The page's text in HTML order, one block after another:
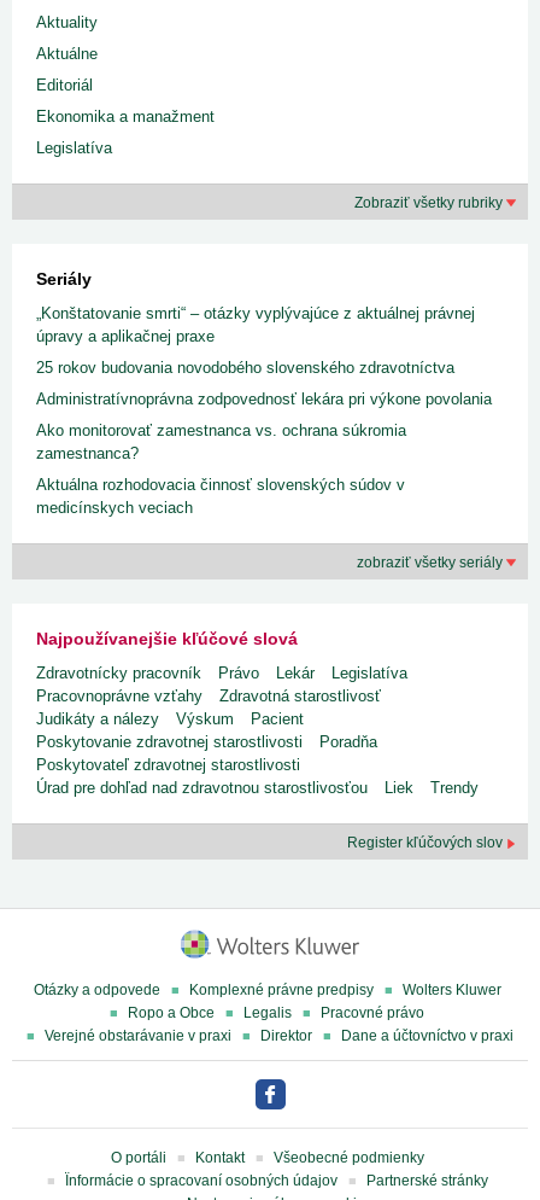
Aktuality
Aktuálne
Editoriál
Ekonomika a manažment
Legislatíva
Zobraziť všetky rubriky
Seriály
„Konštatovanie smrti“ – otázky vyplývajúce z aktuálnej právnej
úpravy a aplikačnej praxe
25 rokov budovania novodobého slovenského zdravotníctva
Administratívnoprávna zodpovednosť lekára pri výkone povolania
Ako monitorovať zamestnanca vs. ochrana súkromia
zamestnanca?
Aktuálna rozhodovacia činnosť slovenských súdov v
medicínskych veciach
zobraziť všetky seriály
Najpoužívanejšie kľúčové slová
Zdravotnícky pracovník Právo Lekár
Legislatíva
Pracovnoprávne vzťahy
Zdravotná starostlivosť
Judikáty a nálezy
Výskum
Pacient
Poskytovanie zdravotnej starostlivosti
Poradňa
Poskytovateľ zdravotnej starostlivosti
Úrad pre dohľad nad zdravotnou starostlivosťou
Liek Trendy
Register kľúčových slov
Otázky a odpovede Komplexné právne predpisy
Wolters Kluwer
Ropo a Obce
Legalis
Pracovné právo
Verejné obstarávanie v praxi
Direktor Dane a účtovníctvo v praxi
O portáli Kontakt
Všeobecné podmienky
Ïnformácie o spracovaní osobných údajov
Partnerské stránky